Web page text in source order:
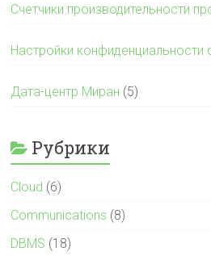
Счетчики производительности
Настройки конфиденциальности
Дата-центр Миран (5)
Рубрики
Cloud (6)
Communications (8)
DBMS (18)